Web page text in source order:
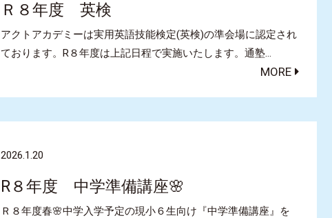
Ｒ８年度 英検
アクトアカデミーは実用英語技能検定(英検)の準会場に認定され
ております。R８年度は上記日程で実施いたします。通塾…
MORE
2026.1.20
R８年度 中学準備講座🌸
Ｒ８年度春🌸中学入学予定の現小６生向け『中学準備講座』を